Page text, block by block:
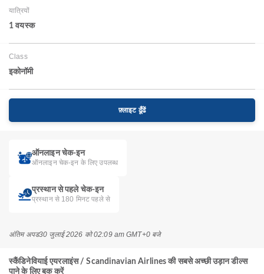
यात्रियों
1 वयस्‍क
Class
इकोनॉमी
फ़्लाइट ढूँढें
ऑनलाइन चेक-इन
ऑनलाइन चेक-इन के लिए उपलब्ध
प्रस्थान से पहले चेक-इन
प्रस्थान से 180 मिनट पहले से
अंतिम अपड30 जुलाई 2026 को 02:09 am GMT+0 बजे
स्कैंडिनेवियाई एयरलाइंस / Scandinavian Airlines की सबसे अच्छी उड़ान डील्स
पाने के लिए बुक करें